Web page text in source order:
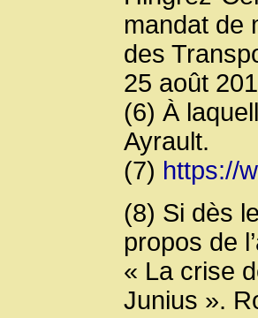
mandat de
des
25 août
(6) À
Ayrault.
(7) https://
(8) Si dès
propos de
« La crise
Junius ».